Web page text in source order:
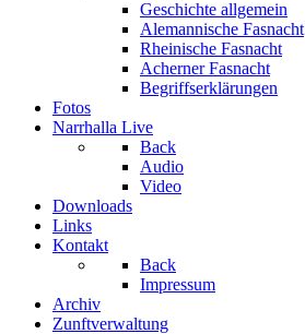
Geschichte allgemein
Alemannische Fasnacht
Rheinische Fasnacht
Acherner Fasnacht
Begriffserklärungen
Fotos
Narrhalla Live
Back
Audio
Video
Downloads
Links
Kontakt
Back
Impressum
Archiv
Zunftverwaltung